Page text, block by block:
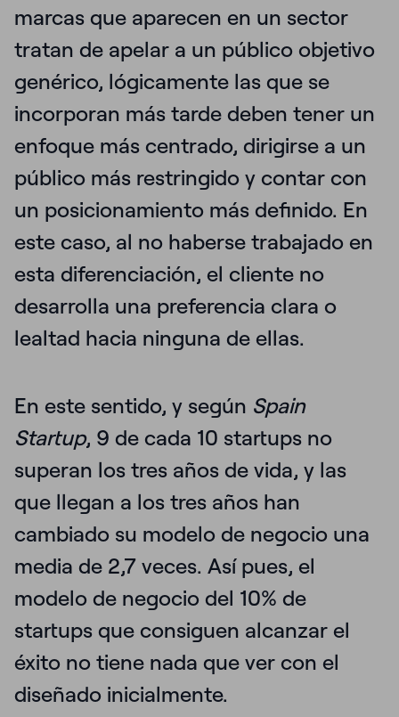
marcas que aparecen en un sector
tratan de apelar a un público objetivo
genérico, lógicamente las que se
incorporan más tarde deben tener un
enfoque más centrado, dirigirse a un
público más restringido y contar con
un posicionamiento más definido. En
este caso, al no haberse trabajado en
esta diferenciación, el cliente no
desarrolla una preferencia clara o
lealtad hacia ninguna de ellas.
En este sentido, y según Spain
Startup, 9 de cada 10 startups no
superan los tres años de vida, y las
que llegan a los tres años han
cambiado su modelo de negocio una
media de 2,7 veces. Así pues, el
modelo de negocio del 10% de
startups que consiguen alcanzar el
éxito no tiene nada que ver con el
diseñado inicialmente.